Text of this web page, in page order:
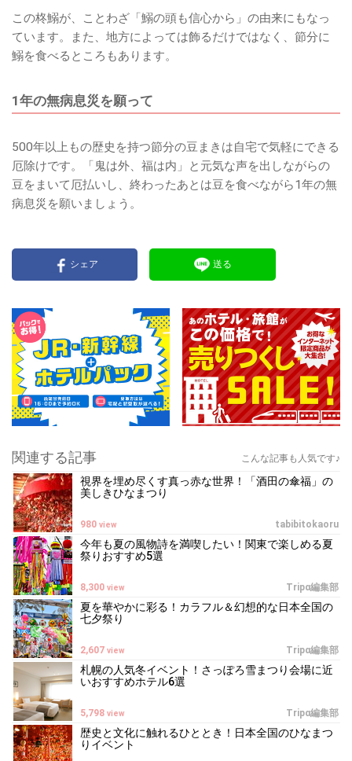
この柊鰯が、ことわざ「鰯の頭も信心から」の由来にもなっ
ています。また、地方によっては飾るだけではなく、節分に
鰯を食べるところもあります。
1年の無病息災を願って
500年以上もの歴史を持つ節分の豆まきは自宅で気軽にできる
厄除けです。「鬼は外、福は内」と元気な声を出しながらの
豆をまいて厄払いし、終わったあとは豆を食べながら1年の無
病息災を願いましょう。
シェア 送る
関連する記事 こんな記事も人気です♪
視界を埋め尽くす真っ赤な世界！「酒田の傘福」の
美しきひなまつり
tabibitokaoru
980 view
今年も夏の風物詩を満喫したい！関東で楽しめる夏
祭りおすすめ5選
Tripα編集部
8,300 view
夏を華やかに彩る！カラフル＆幻想的な日本全国の
七夕祭り
Tripα編集部
2,607 view
札幌の人気冬イベント！さっぽろ雪まつり会場に近
いおすすめホテル6選
Tripα編集部
5,798 view
歴史と文化に触れるひととき！日本全国のひなまつ
りイベント